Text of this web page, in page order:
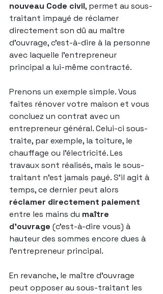
nouveau Code civil, permet au sous-
traitant impayé de réclamer
directement son dû au maître
d’ouvrage, c’est-à-dire à la personne
avec laquelle l’entrepreneur
principal a lui-même contracté.
Prenons un exemple simple. Vous
faites rénover votre maison et vous
concluez un contrat avec un
entrepreneur général. Celui-ci sous-
traite, par exemple, la toiture, le
chauffage ou l’électricité. Les
travaux sont réalisés, mais le sous-
traitant n’est jamais payé. S’il agit à
temps, ce dernier peut alors
réclamer directement paiement
entre les mains du maître
d’ouvrage (c’est-à-dire vous) à
hauteur des sommes encore dues à
l’entrepreneur principal.
En revanche, le maître d’ouvrage
peut opposer au sous-traitant les